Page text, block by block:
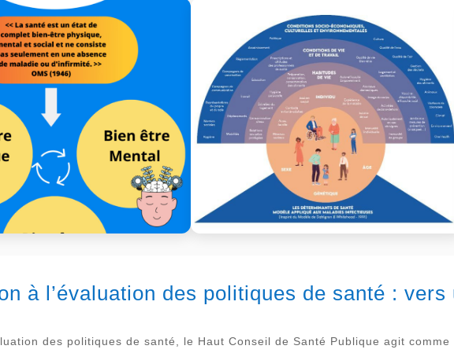
à l’évaluation des politiques de santé :
des politiques de santé, le Haut Conseil de Santé Publique agit